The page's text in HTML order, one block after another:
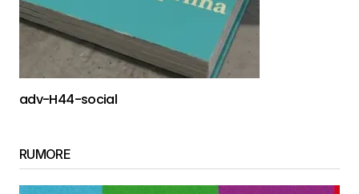
adv-H44-social
RUMORE